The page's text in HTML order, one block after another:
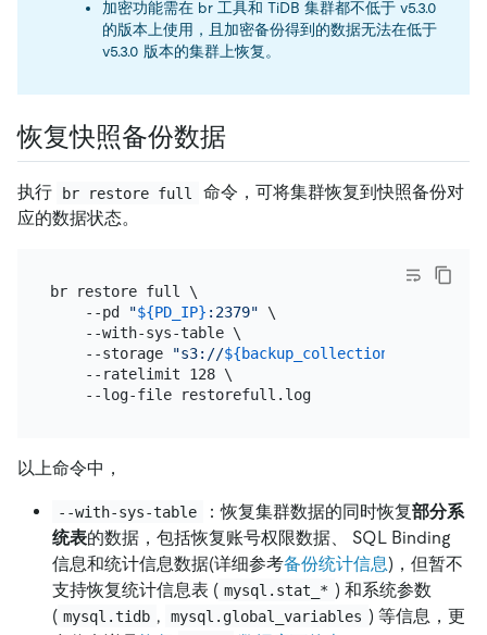
加密功能需在 br 工具和 TiDB 集群都不低于 v5.3.0
的版本上使用，且加密备份得到的数据无法在低于
v5.3.0 版本的集群上恢复。
恢复快照备份数据
执行 br restore full
命令，可将集群恢复到快照备份对
应的数据状态。
br restore full \
    --pd
"${PD_IP} :2379" \
    --with-sys-table \
    --storage
"s3://${backup_collection_addr}
    --ratelimit 128 \
    --log-file restorefull.log
以上命令中，
--with-sys-table ：恢复集群数据的同时恢复部分系
统表的数据，包括恢复账号权限数据、 SQL Binding
信息和统计信息数据(详细参考备份统计信息)，但暂不
支持恢复统计信息表 ( mysql.stat_* ) 和系统参数
( mysql.tidb , mysql.global_variables ) 等信息，更